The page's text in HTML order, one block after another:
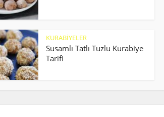
KURABİYELER
Susamlı Tatlı Tuzlu Kurabiye
Tarifi